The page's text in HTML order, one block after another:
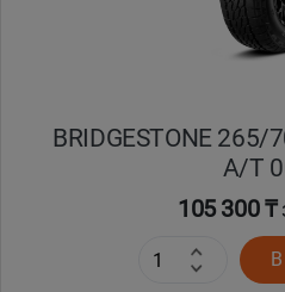
BRIDGESTONE 265/
A/T
105 300 ₸